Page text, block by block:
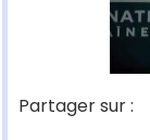
Partager sur :